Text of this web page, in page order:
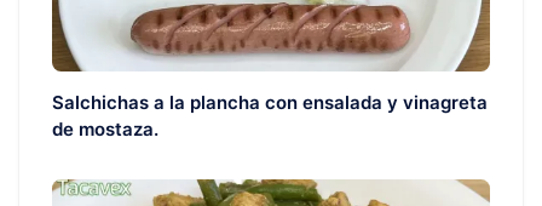
Salchichas a la plancha con ensalada y vinagreta
de mostaza.